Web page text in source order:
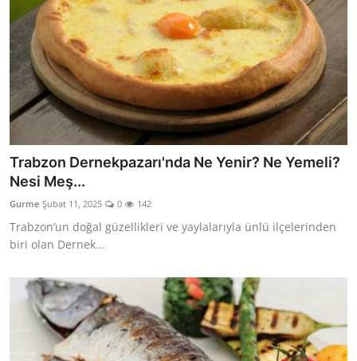
Trabzon Dernekpazarı'nda Ne Yenir? Ne Yemeli?
Nesi Meş...
Gurme Şubat 11, 2025 0 142
Trabzon’un doğal güzellikleri ve yaylalarıyla ünlü ilçelerinden
biri olan Dernek...